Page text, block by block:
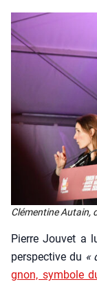
Clé­men­tine Autain,
Pierre Jou­vet a
pers­pec­tive du «
gnon, sym­bole